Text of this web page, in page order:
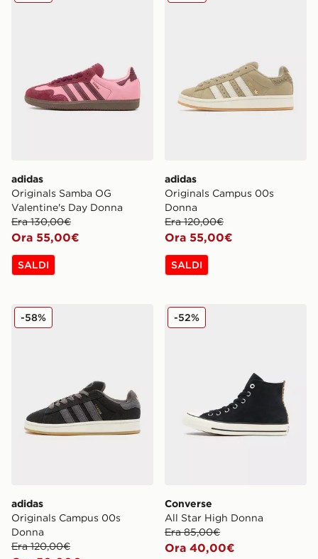
adidas
Originals Samba OG
Valentine's Day Donna
Era 130,00€
Ora 55,00€
SALDI
adidas
Originals Campus 00s
Donna
Era 120,00€
Ora 55,00€
SALDI
adidas Originals Campus 00s Donna
adidas
Originals Campus 00s
Donna
Era 120,00€
-58% Converse All Star High
Converse
All Star High Donna
Era 85,00€
Ora 40,00€
-52%